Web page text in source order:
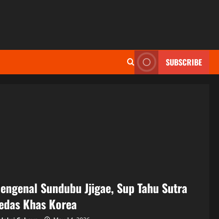
SUBSCRIBE
Sundubu Jjigae, Sup Tahu Sutra
Khas Korea